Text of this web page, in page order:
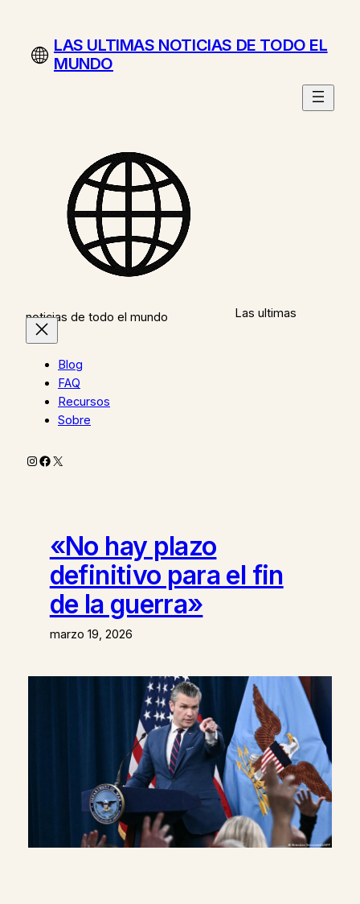
contenidoLAS ULTIMAS NOTICIAS DE TODO EL
MUNDO
Las ultimas
noticias de todo el mundo
Blog
FAQ
Recursos
Sobre
Instagram
Facebook
X
«No hay plazo
definitivo para el fin
de la guerra»
marzo 19, 2026